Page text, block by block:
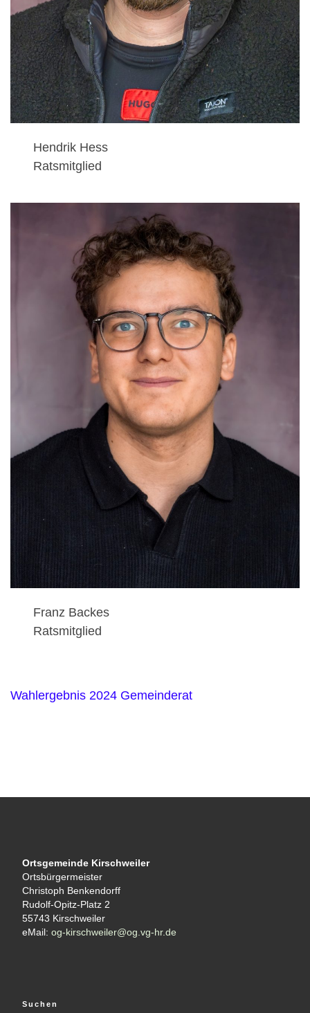
Hendrik Hess
Ratsmitglied
Franz Backes
Ratsmitglied
Wahlergebnis 2024 Gemeinderat
Ortsgemeinde Kirschweiler
Ortsbürgermeister
Christoph Benkendorff
Rudolf-Opitz-Platz 2
55743 Kirschweiler
eMail: og-kirschweiler@og.vg-hr.de
Suchen